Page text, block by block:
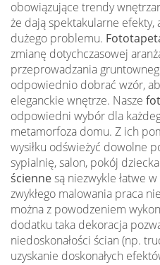
obowiązujące trendy
że dają spektakularne efekty,
dużego problemu.
zmianę dotychczasowej
przeprowadzania
odpowiednio dobrać wzór,
eleganckie wnętrze. Nasze
odpowiedni wybór dla
metamorfoza domu. Z ich
wysiłku odświeżyć dowolne
sypialnię, salon, pokój
ściennesą niezwykle łatwe
zwykłego malowania praca
można z powodzeniem
dodatku taka dekoracja
niedoskonałości ścian (np.
uzyskanie doskonałych